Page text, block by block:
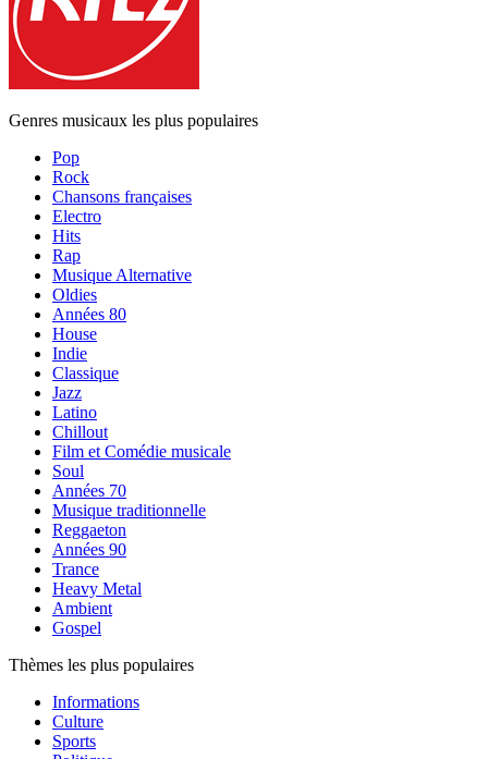
Genres musicaux les plus populaires
Pop
Rock
Chansons françaises
Electro
Hits
Rap
Musique Alternative
Oldies
Années 80
House
Indie
Classique
Jazz
Latino
Chillout
Film et Comédie musicale
Soul
Années 70
Musique traditionnelle
Reggaeton
Années 90
Trance
Heavy Metal
Ambient
Gospel
Thèmes les plus populaires
Informations
Culture
Sports